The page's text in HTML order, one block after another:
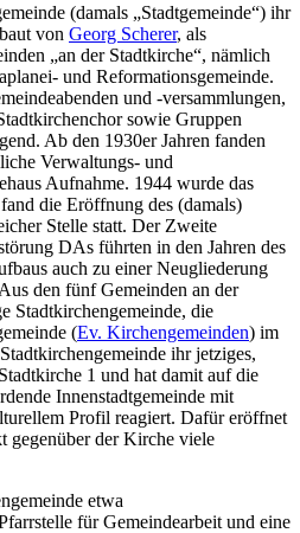
(damals „Stadtgemeinde“) ihr
von Georg Scherer, als
„an der Stadtkirche“, nämlich
und Reformationsgemeinde.
und -versammlungen,
sowie Gruppen
Ab den 1930er Jahren fanden
Verwaltungs- und
Aufnahme. 1944 wurde das
die Eröffnung des (damals)
Stelle statt. Der Zweite
DAs führten in den Jahren des
auch zu einer Neugliederung
den fünf Gemeinden an der
Stadtkirchengemeinde, die
(Ev. Kirchengemeinden) im
ihr jetziges,
1 und hat damit auf die
Innenstadtgemeinde mit
Profil reagiert. Dafür eröffnet
gegenüber der Kirche viele
etwa
für Gemeindearbeit und eine